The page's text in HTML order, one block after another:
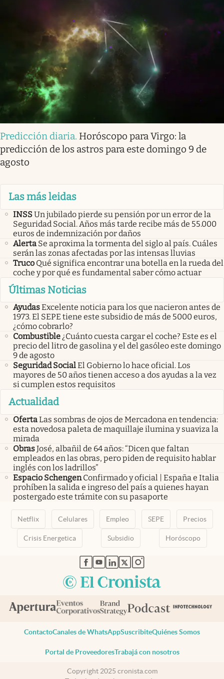
Predicción diaria. Horóscopo para Virgo: la
predicción de los astros para este domingo 9 de
agosto
Las más leidas
INSSUn jubilado pierde su pensión por un error de la
Seguridad Social. Años más tarde recibe más de 55.000
euros de indemnización por daños
Alerta Se aproxima la tormenta del siglo al país. Cuáles
serán las zonas afectadas por las intensas lluvias
Truco Qué significa encontrar una botella en la rueda del
coche y por qué es fundamental saber cómo actuar
Últimas Noticias
AyudasExcelente noticia para los que nacieron antes de
1973. El SEPE tiene este subsidio de más de 5000 euros,
¿cómo cobrarlo?
Combustible¿Cuánto cuesta cargar el coche? Este es el
precio del litro de gasolina y el del gasóleo este domingo
9 de agosto
Seguridad SocialEl Gobierno lo hace oficial. Los
mayores de 50 años tienen acceso a dos ayudas a la vez
si cumplen estos requisitos
Actualidad
OfertaLas sombras de ojos de Mercadona en tendencia:
esta novedosa paleta de maquillaje ilumina y suaviza la
mirada
ObrasJosé, albañil de 64 años: “Dicen que faltan
empleados en las obras, pero piden de requisito hablar
inglés con los ladrillos”
Espacio Schengen Confirmado y oficial | España e Italia
prohíben la salida e ingreso del país a quienes hayan
postergado este trámite con su pasaporte
Netflix Celulares Empleo SEPE Precios
Crisis Energetica Subsidio Horóscopo
abre en nueva pestaña
abre en nueva pestaña
abre en nueva pestaña
abre en nueva pestaña
abre en nueva pestaña
ContactoCanales de WhatsAppSuscribiteQuiénes Somos
Portal de ProveedoresTrabajá con nosotros
Copyright 2025 cronista.com